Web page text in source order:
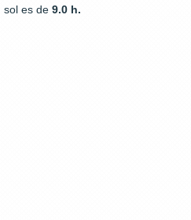
sol es de 9.0 h.